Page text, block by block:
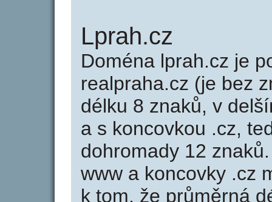
Lprah.cz
Doména lprah.cz je
realpraha.cz (je bez
délku 8 znaků, v
a s koncovkou .cz,
dohromady 12
www a koncovky .cz
k tom, že průměrná